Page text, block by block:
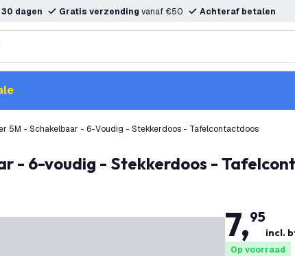
30 dagen Gratis verzending vanaf €50 Achteraf betalen
Calex Verlengsnoer 5M - Schakelbaar - 6-Voudig - Stekkerdoos - Tafelcontactdoos
- 6-voudig - Stekkerdoos -
7,95
incl.
Op voorraad